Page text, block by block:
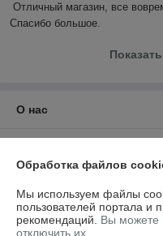
Отличный магазин, все
Спасибо большое.
О нас
График работы
Обработка файлов
Мы используем файлы
пользователей портала и
рекомендаций. Вы можете
отключить их.